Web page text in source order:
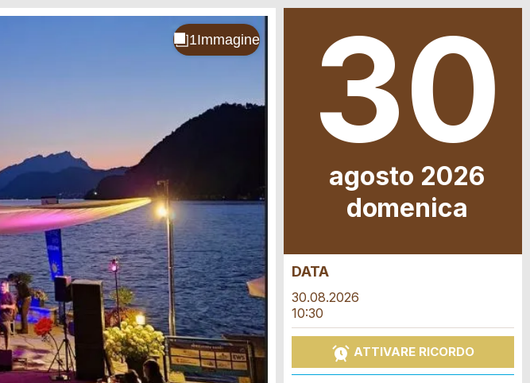
domenica
30
.agosto 2026
DATA
30.08.2026
10:30
ATTIVARE RICORDO